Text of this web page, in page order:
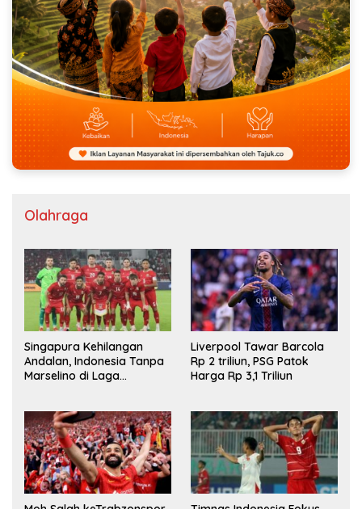
Olahraga
Singapura Kehilangan
Andalan, Indonesia Tanpa
Marselino di Laga
Liverpool Tawar Barcola
Rp 2 triliun, PSG Patok
Harga Rp 3,1 Triliun